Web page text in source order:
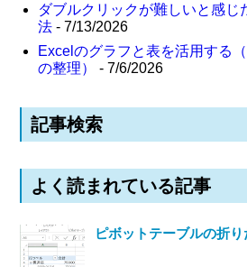
ダブルクリックが難しいと感じ
法 - 7/13/2026
Excelのグラフと表を活用する
の整理）
- 7/6/2026
記事検索
よく読まれている記事
ピボットテーブルの折